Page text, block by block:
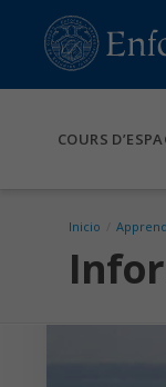
COURS
Inicio